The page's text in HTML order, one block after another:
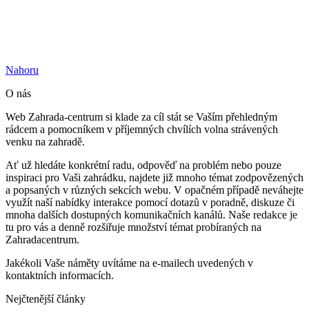
Nahoru
O nás
Web Zahrada-centrum si klade za cíl stát se Vaším přehledným
rádcem a pomocníkem v příjemných chvílích volna strávených
venku na zahradě.
Ať už hledáte konkrétní radu, odpověď na problém nebo pouze
inspiraci pro Vaši zahrádku, najdete již mnoho témat zodpovězených
a popsaných v různých sekcích webu. V opačném případě neváhejte
využít naší nabídky interakce pomocí dotazů v poradně, diskuze či
mnoha dalších dostupných komunikačních kanálů. Naše redakce je
tu pro vás a denně rozšiřuje množství témat probíraných na
Zahradacentrum.
Jakékoli Vaše náměty uvítáme na e-mailech uvedených v
kontaktních informacích.
Nejčtenější články